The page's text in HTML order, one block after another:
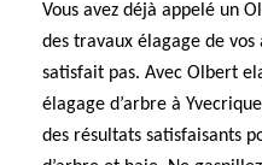
Vous avez déjà appelé un
des travaux élagage de
satisfait pas. Avec Olbert
élagage d’arbre à
des résultats satisfaisants